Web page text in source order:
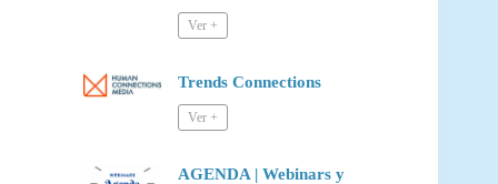
Trends Connections
AGENDA | Webinars y